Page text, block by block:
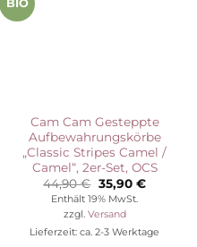
BIO
Cam Cam Gesteppte
Aufbewahrungskörbe
„Classic Stripes Camel /
Camel“, 2er-Set, OCS
44,90€ Ursprünglicher
Preis
war:
44,90 €
35,90 €
Enthält 19% MwSt.
zzgl. Versand
Lieferzeit: ca. 2-3 Werktage